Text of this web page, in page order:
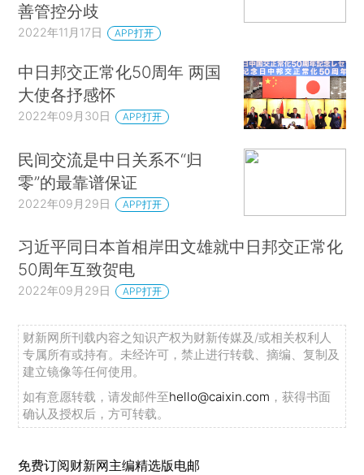
善管控分歧
2022年11月17日 APP打开
中日邦交正常化50周年 两国
大使各抒感怀
2022年09月30日 APP打开
民间交流是中日关系不“归
零”的最靠谱保证
2022年09月29日 APP打开
习近平同日本首相岸田文雄就中日邦交正常化
50周年互致贺电
2022年09月29日 APP打开
财新网所刊载内容之知识产权为财新传媒及/或相关权利人
专属所有或持有。未经许可，禁止进行转载、摘编、复制及
建立镜像等任何使用。
如有意愿转载，请发邮件至hello@caixin.com ，获得书面
确认及授权后，方可转载。
免费订阅财新网主编精选版电邮